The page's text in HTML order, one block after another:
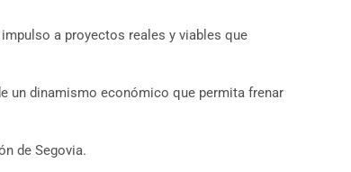
impulso a proyectos reales y viables que
un dinamismo económico que permita frenar
de Segovia.